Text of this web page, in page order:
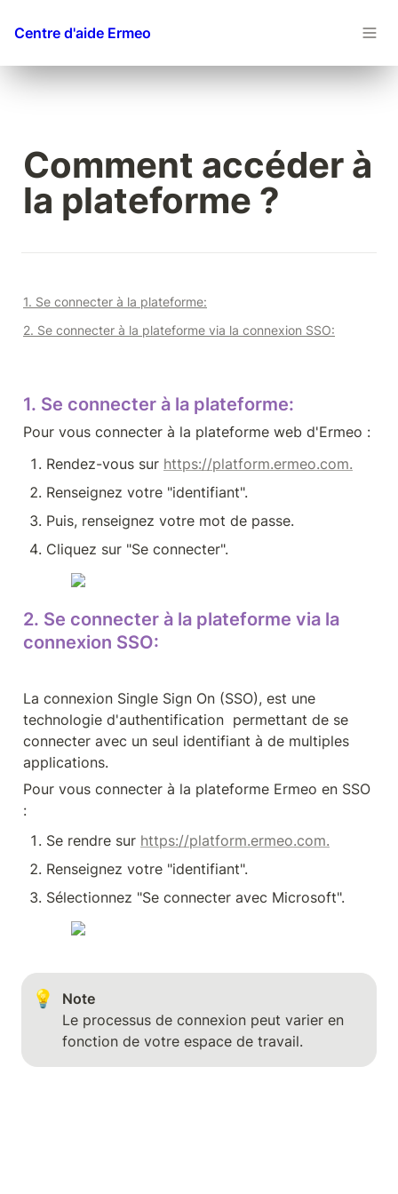
Centre d'aide Ermeo
Comment accéder à
la plateforme ?
1. Se connecter à la plateforme:
2. Se connecter à la plateforme via la connexion SSO:
1. Se connecter à la plateforme:
Pour vous connecter à la plateforme web d'Ermeo :
Rendez-vous sur https://platform.ermeo.com.
Renseignez votre "identifiant".
Puis, renseignez votre mot de passe.
Cliquez sur "Se connecter".
2. Se connecter à la plateforme via la
connexion SSO:
La connexion Single Sign On (SSO), est une
technologie d'authentification  permettant de se
connecter avec un seul identifiant à de multiples
applications.
Pour vous connecter à la plateforme Ermeo en SSO
:
Se rendre sur https://platform.ermeo.com.
Renseignez votre "identifiant".
Sélectionnez "Se connecter avec Microsoft".
💡
Note
Le processus de connexion peut varier en
fonction de votre espace de travail.